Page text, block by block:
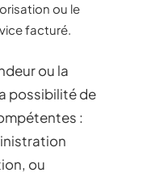
ou le
facturé.
ou la
possibilité de
:
ou